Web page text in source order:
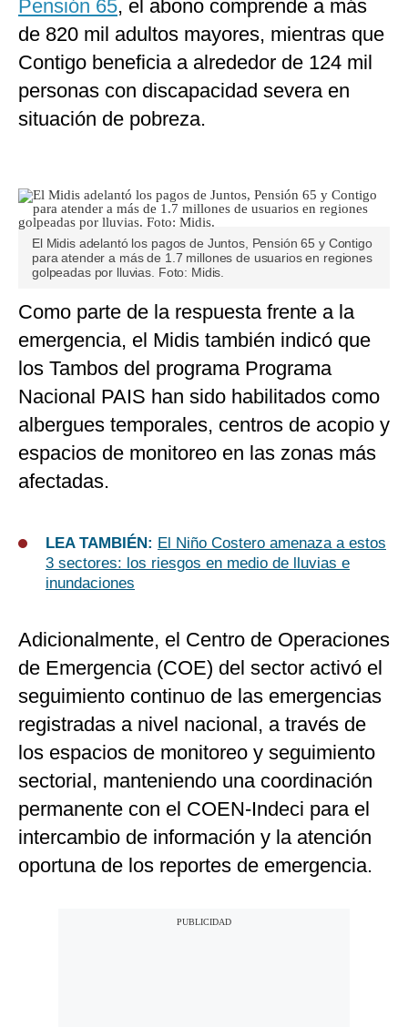
Pensión 65, el abono comprende a más
de 820 mil adultos mayores, mientras que
Contigo beneficia a alrededor de 124 mil
personas con discapacidad severa en
situación de pobreza.
El Midis adelantó los pagos de Juntos, Pensión 65 y Contigo
para atender a más de 1.7 millones de usuarios en regiones
golpeadas por lluvias. Foto: Midis.
Como parte de la respuesta frente a la
emergencia, el Midis también indicó que
los Tambos del programa Programa
Nacional PAIS han sido habilitados como
albergues temporales, centros de acopio y
espacios de monitoreo en las zonas más
afectadas.
LEA TAMBIÉN: El Niño Costero amenaza a estos
3 sectores: los riesgos en medio de lluvias e
inundaciones
Adicionalmente, el Centro de Operaciones
de Emergencia (COE) del sector activó el
seguimiento continuo de las emergencias
registradas a nivel nacional, a través de
los espacios de monitoreo y seguimiento
sectorial, manteniendo una coordinación
permanente con el COEN‑Indeci para el
intercambio de información y la atención
oportuna de los reportes de emergencia.